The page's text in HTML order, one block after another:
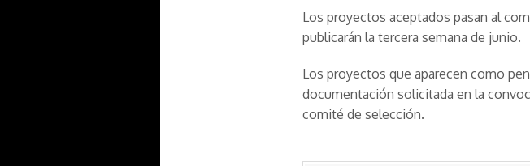
Los proyectos aceptados pasan al
publicarán la tercera semana de junio.
Los proyectos que aparecen como
documentación solicitada en la
comité de selección.